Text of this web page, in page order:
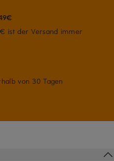
ist der Versand immer
von 30 Tagen